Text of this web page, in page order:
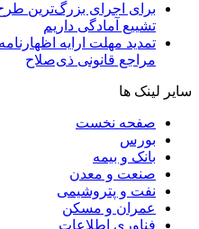
برای اجرای بزرگ‌ترین
تشییع آمادگی داریم
تمدید مهلت ارایه
مراجع قانونی ذی‌‏صلاح
سایر لینک ها
صفحه نخست
بورس
بانک و بیمه
صنعت و معدن
نفت و پتروشیمی
عمران و مسکن
فناوری اطلاعات